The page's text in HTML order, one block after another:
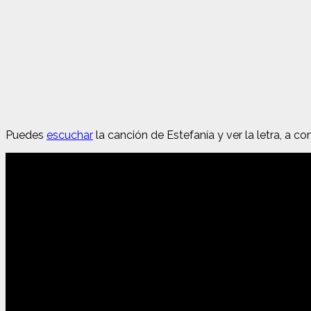
Puedes escuchar la canción de Estefanía y ver la letra, a